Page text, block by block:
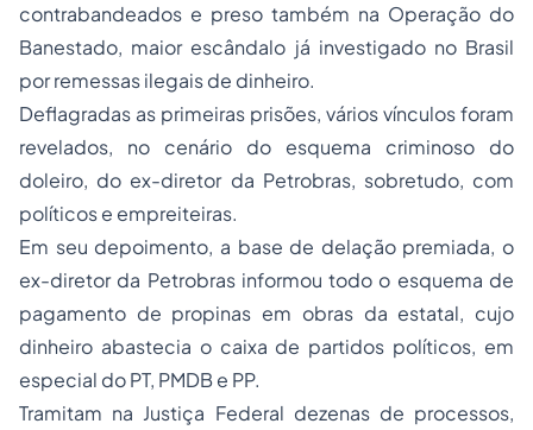
contrabandeados e preso também na Operação do
Banestado, maior escândalo já investigado no Brasil
por remessas ilegais de dinheiro.
Deflagradas as primeiras prisões, vários vínculos foram
revelados, no cenário do esquema criminoso do
doleiro, do ex-diretor da Petrobras, sobretudo, com
políticos e empreiteiras.
Em seu depoimento, a base de delação premiada, o
ex-diretor da Petrobras informou todo o esquema de
pagamento de propinas em obras da estatal, cujo
dinheiro abastecia o caixa de partidos políticos, em
especial do PT, PMDB e PP.
Tramitam na Justiça Federal dezenas de processos,